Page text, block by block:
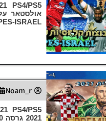
ISRAEL
Noam_r